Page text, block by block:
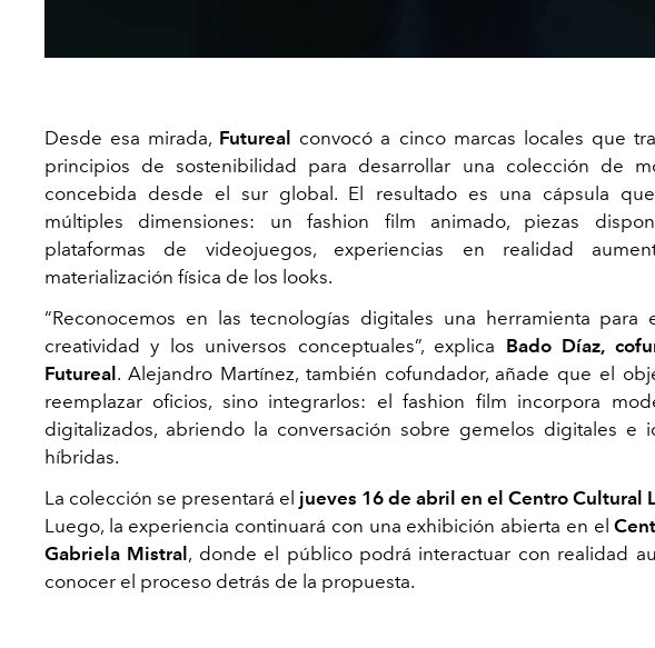
Desde esa mirada, Futureal
convocó a cinco marcas locales que
principios de sostenibilidad para desarrollar una colección de
concebida desde el sur global. El resultado es una cápsula
múltiples dimensiones: unfashion film animado, piezas
plataformas de videojuegos, experiencias en realidad
materialización física de los looks.
“Reconocemos en las tecnologías digitales una herramienta para
creatividad y los universos conceptuales”, explica Bado Díaz,
Futureal . Alejandro Martínez, también cofundador, añade que el
reemplazar oficios, sino integrarlos: elfashion film incorpora
digitalizados, abriendo la conversación sobre gemelos digitales e
híbridas.
La colección se presentará el jueves 16 de abril en el Centro Cultural
Luego, la experiencia continuará con una exhibición abierta en el
Gabriela Mistral , donde el público podrá interactuar con realidad
conocer el proceso detrás de la propuesta.